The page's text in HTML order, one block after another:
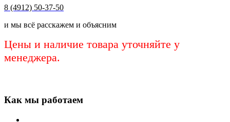
8 (4912) 50-37-50
и мы всё расскажем и объясним
Цены и наличие товара уточняйте у
менеджера.
Как мы работаем